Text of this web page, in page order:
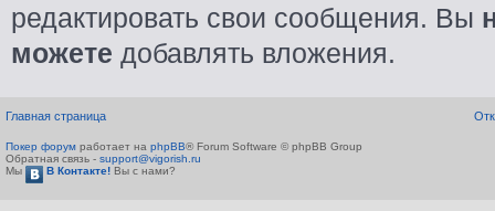
редактировать свои сообщения. Вы
можете добавлять вложения.
Главная страница
Покер форум работает на phpBB® Forum Software © phpBB Group
Обратная связь - support@vigorish.ru
Мы
В Контакте! Вы с нами?